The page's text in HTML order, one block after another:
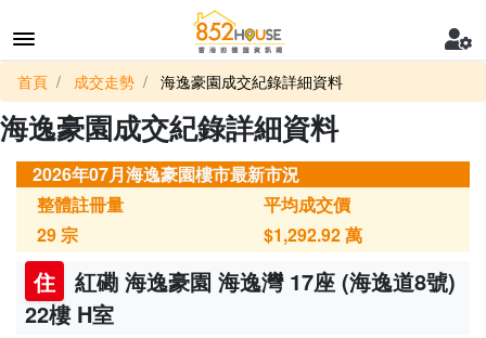
首頁 成交走勢 海逸豪園成交紀錄詳細資料
海逸豪園成交紀錄詳細資料
2026年07月海逸豪園樓市最新市況
整體註冊量
29宗
平均成交價
$1,292.92萬
住
紅磡 海逸豪園 海逸灣 17座 (海逸道8號)
22樓 H室